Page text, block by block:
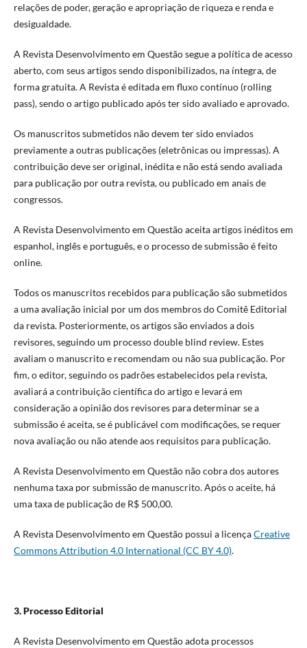
relações de poder, geração e apropriação de riqueza e renda e
desigualdade.
A Revista Desenvolvimento em Questão segue a política de acesso
aberto, com seus artigos sendo disponibilizados, na íntegra, de
forma gratuita. A Revista é editada em fluxo contínuo (rolling
pass), sendo o artigo publicado após ter sido avaliado e aprovado.
Os manuscritos submetidos não devem ter sido enviados
previamente a outras publicações (eletrônicas ou impressas). A
contribuição deve ser original, inédita e não está sendo avaliada
para publicação por outra revista, ou publicado em anais de
congressos.
A Revista Desenvolvimento em Questão aceita artigos inéditos em
espanhol, inglês e português, e o processo de submissão é feito
online.
Todos os manuscritos recebidos para publicação são submetidos
a uma avaliação inicial por um dos membros do Comitê Editorial
da revista. Posteriormente, os artigos são enviados a dois
revisores, seguindo um processo double blind review. Estes
avaliam o manuscrito e recomendam ou não sua publicação. Por
fim, o editor, seguindo os padrões estabelecidos pela revista,
avaliará a contribuição científica do artigo e levará em
consideração a opinião dos revisores para determinar se a
submissão é aceita, se é publicável com modificações, se requer
nova avaliação ou não atende aos requisitos para publicação.
A Revista Desenvolvimento em Questão não cobra dos autores
nenhuma taxa por submissão de manuscrito. Após o aceite, há
uma taxa de publicação de R$ 500,00.
A Revista Desenvolvimento em Questão possui a licençaCreative
Commons Attribution 4.0 International (CC BY 4.0).
3. Processo Editorial
A Revista Desenvolvimento em Questão adota processos